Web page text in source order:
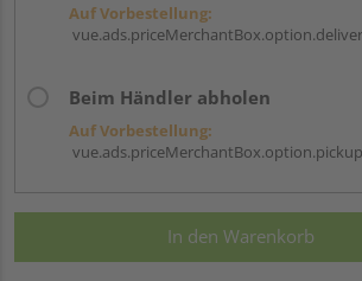
Auf Vorbestellung:
Beim Händler abholen
Auf Vorbestellung:
In den Warenkorb